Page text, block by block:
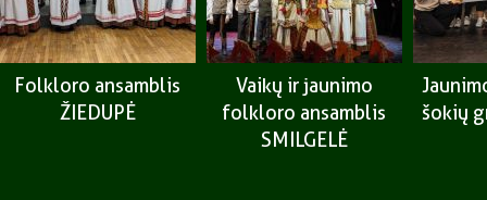
Folkloro ansamblis
ŽIEDUPĖ
Vaikų ir jaunimo
folkloro ansamblis
SMILGELĖ
šokių